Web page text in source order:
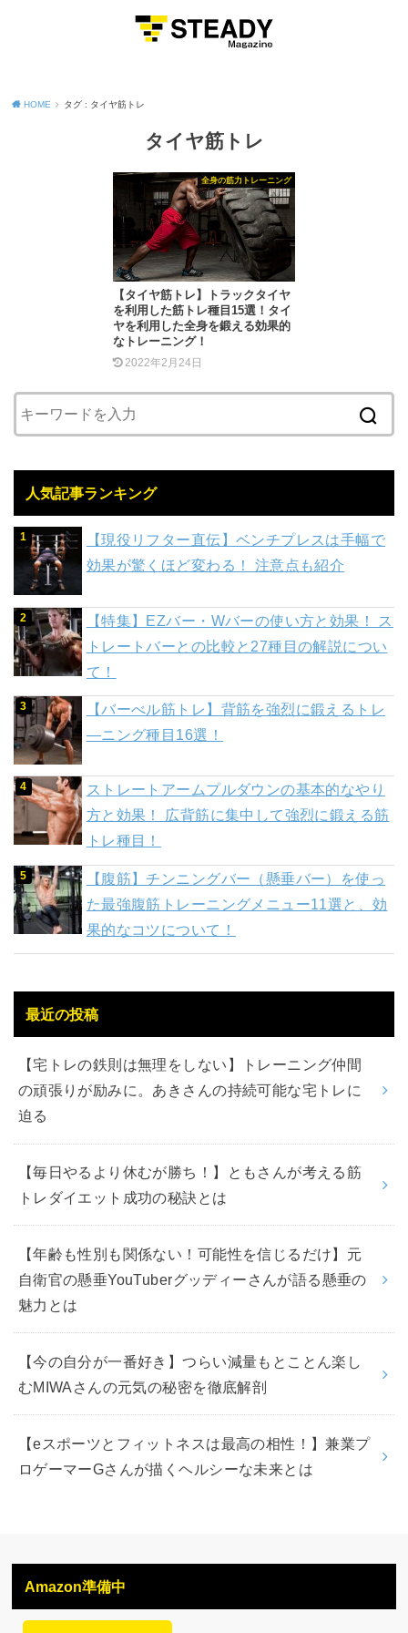
HOME タグ : タイヤ筋トレ
タイヤ筋トレ
全身の筋力トレーニング
【タイヤ筋トレ】トラックタイヤ
を利用した筋トレ種目15選！タイ
ヤを利用した全身を鍛える効果的
なトレーニング！
2022年2月24日
人気記事ランキング
【現役リフター直伝】ベンチプレスは手幅で
効果が驚くほど変わる！ 注意点も紹介
【特集】EZバー・Wバーの使い方と効果！ ス
トレートバーとの比較と27種目の解説につい
て！
【バーべル筋トレ】背筋を強烈に鍛えるトレ
―ニング種目16選！
ストレートアームプルダウンの基本的なやり
方と効果！ 広背筋に集中して強烈に鍛える筋
トレ種目！
【腹筋】チンニングバー（懸垂バー）を使っ
た最強腹筋トレーニングメニュー11選と、効
果的なコツについて！
最近の投稿
【宅トレの鉄則は無理をしない】トレーニング仲間
の頑張りが励みに。あきさんの持続可能な宅トレに
迫る
【毎日やるより休むが勝ち！】ともさんが考える筋
トレダイエット成功の秘訣とは
【年齢も性別も関係ない！可能性を信じるだけ】元
自衛官の懸垂YouTuberグッディーさんが語る懸垂の
魅力とは
【今の自分が一番好き】つらい減量もとことん楽し
むMIWAさんの元気の秘密を徹底解剖
【eスポーツとフィットネスは最高の相性！】兼業プ
ロゲーマーGさんが描くヘルシーな未来とは
Amazon準備中